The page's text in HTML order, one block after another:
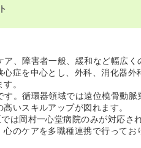
、障害者一般、緩和など幅広く
症を中心とし、外科、消化器外
。
。循環器領域では遠位橈骨動脈
いスキルアップが図れます。
は岡村一心堂病院のみが対応さ
のケアを多職種連携で行ってお